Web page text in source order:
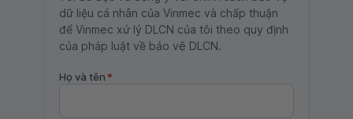
dữ liệu cá nhân của Vinmec và chấp thuận
để Vinmec xử lý DLCN của tôi theo quy định
của pháp luật về bảo vệ DLCN.
Họ và tên *